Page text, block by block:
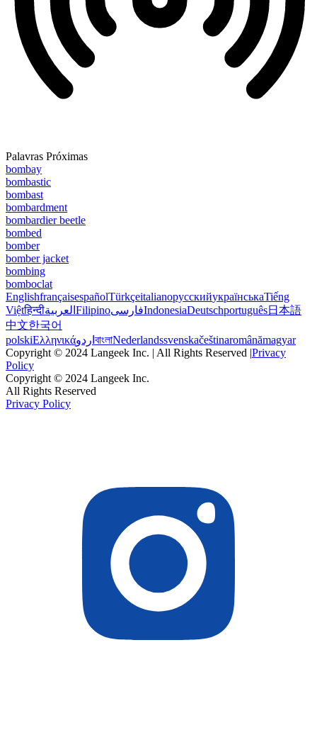
Palavras Próximas
bombay
bombastic
bombast
bombardment
bombardier beetle
bombed
bomber
bomber jacket
bombing
bomboclat
EnglishfrançaisespañolTürkçeitalianoрусскийукраїнськаTiếng
Việtहिन्दीالعربية FilipinoفارسیIndonesiaDeutschportuguês日本語
中文한국어
polskiΕλληνικάاردو বাংলাNederlandssvenskačeštinaromânămagyar
Copyright © 2024 Langeek Inc. | All Rights Reserved |Privacy
Policy
Copyright © 2024 Langeek Inc.
All Rights Reserved
Privacy Policy